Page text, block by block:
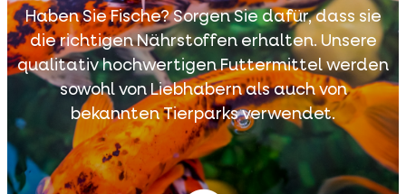
Haben Sie Fische? Sorgen Sie dafür, dass sie
die richtigen Nährstoffen erhalten. Unsere
qualitativ hochwertigen Futtermittel werden
sowohl von Liebhabern als auch von
bekannten Tierparks verwendet.